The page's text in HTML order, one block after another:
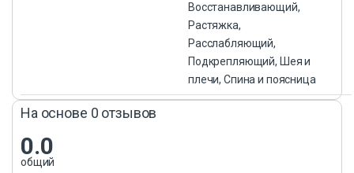
Восстанавливающий,
Растяжка,
Расслабляющий,
Подкрепляющий, Шея и
плечи, Спина и поясница
На основе 0 отзывов
0.0
общий